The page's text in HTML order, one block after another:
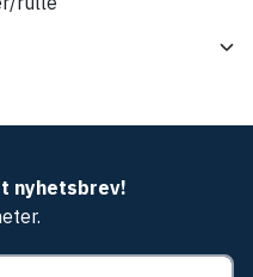
nyhetsbrev!